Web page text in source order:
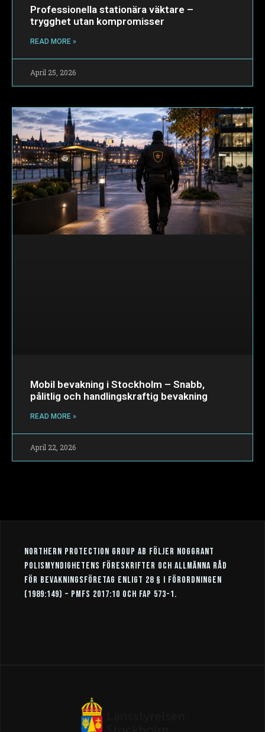
Professionella stationära väktare –
trygghet utan kompromisser
READ MORE »
April 25, 2026
Mobil bevakning i Stockholm – Snabb,
pålitlig och handlingskraftig bevakning
READ MORE »
April 22, 2026
Northern Protection Group AB följer noggrant
Polismyndighetens föreskrifter och allmänna råd
för bevakningsföretag enligt 28 § i förordningen
(1989:149) – PMFS 2017:10 och FAP 573-1.